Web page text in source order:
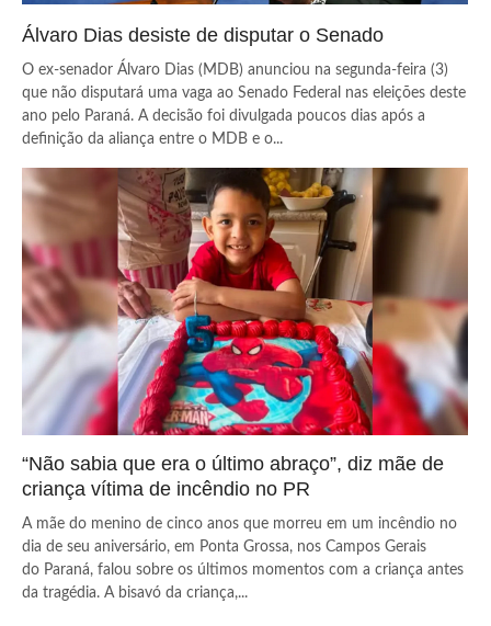
Álvaro Dias desiste de disputar o Senado
O ex-senador Álvaro Dias (MDB) anunciou na segunda-feira (3)
que não disputará uma vaga ao Senado Federal nas eleições deste
ano pelo Paraná. A decisão foi divulgada poucos dias após a
definição da aliança entre o MDB e o...
“Não sabia que era o último abraço”, diz mãe de
criança vítima de incêndio no PR
A mãe do menino de cinco anos que morreu em um incêndio no
dia de seu aniversário, em Ponta Grossa, nos Campos Gerais
do Paraná, falou sobre os últimos momentos com a criança antes
da tragédia. A bisavó da criança,...